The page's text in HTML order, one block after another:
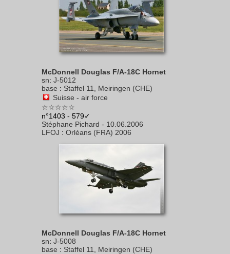
McDonnell Douglas F/A-18C Hornet
sn: J-5012
base : Staffel 11, Meiringen (CHE)
Suisse - air force
☆☆☆☆☆
n°1403 - 579✓
Stéphane Pichard - 10.06.2006
LFOJ : Orléans (FRA) 2006
McDonnell Douglas F/A-18C Hornet
sn: J-5008
base : Staffel 11, Meiringen (CHE)